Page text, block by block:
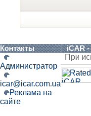
Контакты iCAR
Администратор
icar@icar.com.ua
Реклама на
сайте
При